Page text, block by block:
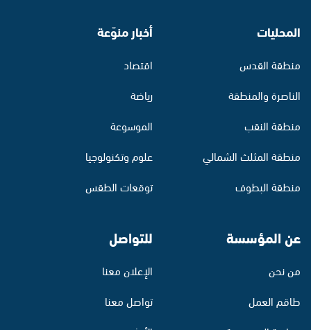
المحليات
منطقة القدس
الناصرة والمنطقة
منطقة النقب
منطقة المثلث الشمالي
منطقة البطوف
أخبار منوّعة
اقتصاد
رياضة
الموسوعة
علوم وتكنولوجيا
توقعات الطقس
عن المؤسسة
من نحن
طاقم العمل
للتواصل
الإعلان معنا
تواصل معنا